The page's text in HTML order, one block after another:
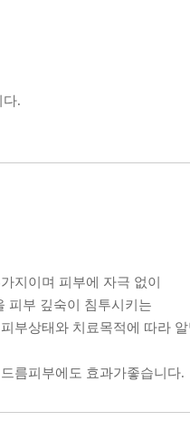
다.
지이며 피부에 자극 없이
피부 깊숙이 침투시키는
부상태와 치료목적에 따라
름피부에도 효과가좋습니다.